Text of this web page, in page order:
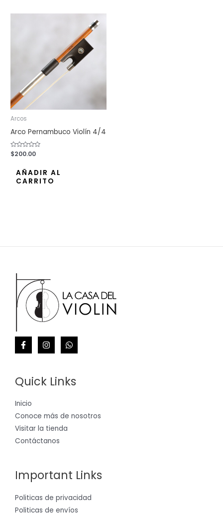
Arcos
Arco Pernambuco Violín 4/4
Valorado
con
$200.00
AÑADIR AL
CARRITO
Quick Links
Inicio
Conoce más de nosotros
Visitar la tienda
Contáctanos
Important Links
Politicas de privacidad
Politicas de envíos